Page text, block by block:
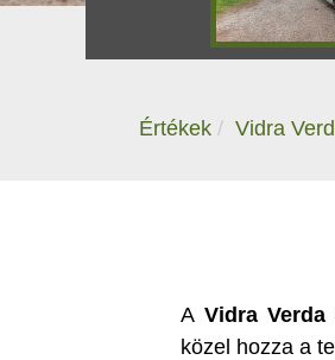
Értékek Vidra
A Vidra Verda
közel hozza a